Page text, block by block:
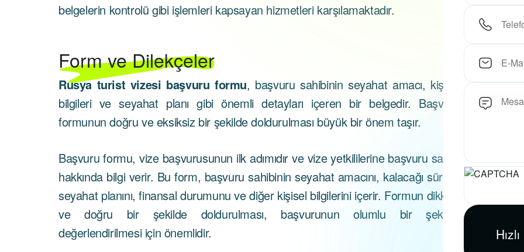
belgelerin kontrolü gibi işlemleri kapsayan hizmetleri karşılamaktadır.
Form ve Dilekçeler
Rusya turist vizesi başvuru formu, başvuru sahibinin seyahat amacı, kişisel
bilgileri ve seyahat planı gibi önemli detayları içeren bir belgedir. Başvuru
formunun doğru ve eksiksiz bir şekilde doldurulması büyük bir önem taşır.
Başvuru formu, vize başvurusunun ilk adımıdır ve vize yetkililerine başvuru sahibi
hakkında bilgi verir. Bu form, başvuru sahibinin seyahat amacını, kalacağı süreyi,
seyahat planını, finansal durumunu ve diğer kişisel bilgilerini içerir. Formun dikkatli
ve doğru bir şekilde doldurulması, başvurunun olumlu bir şekilde
değerlendirilmesi için önemlidir.